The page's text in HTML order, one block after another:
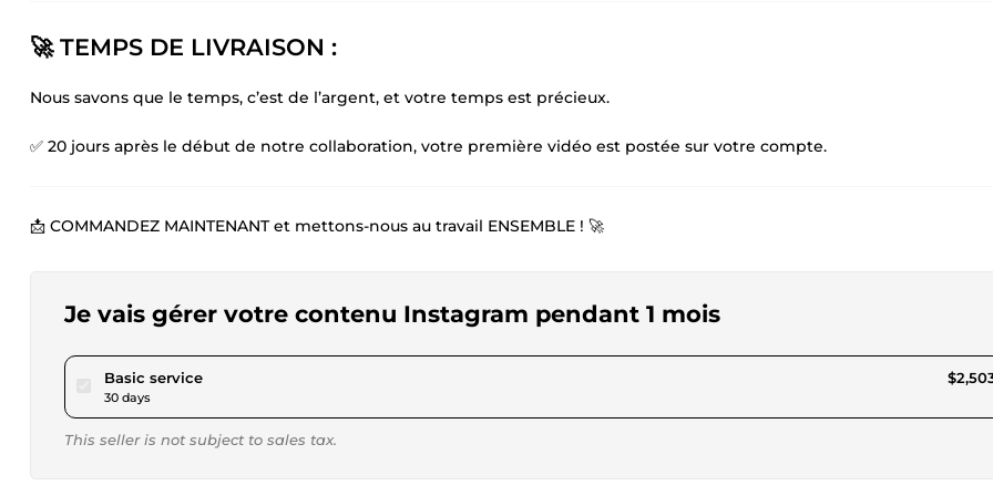
🚀 TEMPS DE LIVRAISON :
Nous savons que le temps, c’est de l’argent, et votre temps est précieux.
✅ 20 jours après le début de notre collaboration, votre première vidéo est postée sur votre compte.
📩 COMMANDEZ MAINTENANT et mettons-nous au travail ENSEMBLE ! 🚀
Je vais gérer votre contenu Instagram pendant 1 mois
Basic servicepour $2,307.08
30 days
This seller is not subject to sales tax.